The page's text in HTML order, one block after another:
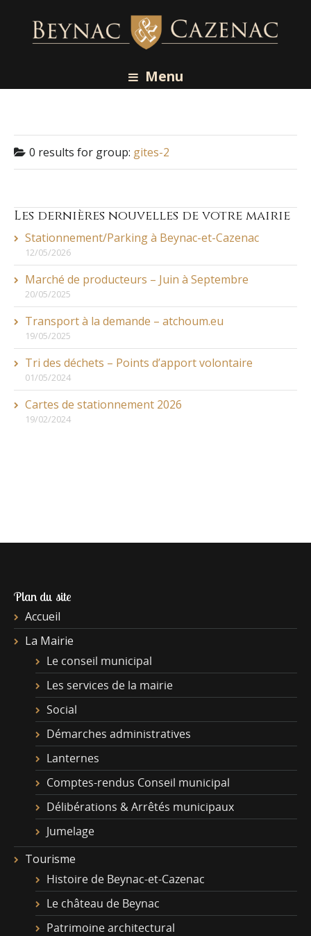
Menu
0 results for group: gites-2
Les dernières nouvelles de votre mairie
Stationnement/Parking à Beynac-et-Cazenac
12/05/2026
Marché de producteurs – Juin à Septembre
20/05/2025
Transport à la demande – atchoum.eu
19/05/2025
Tri des déchets – Points d’apport volontaire
01/05/2024
Cartes de stationnement 2026
19/02/2024
Plan du site
Accueil
La Mairie
Le conseil municipal
Les services de la mairie
Social
Démarches administratives
Lanternes
Comptes-rendus Conseil municipal
Délibérations & Arrêtés municipaux
Jumelage
Tourisme
Histoire de Beynac-et-Cazenac
Le château de Beynac
Patrimoine architectural